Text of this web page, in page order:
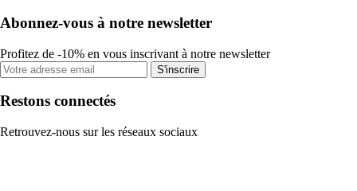
Abonnez-vous à notre newsletter
Profitez de -10% en vous inscrivant à notre newsletter
S'inscrire
Restons connectés
Retrouvez-nous sur les réseaux sociaux